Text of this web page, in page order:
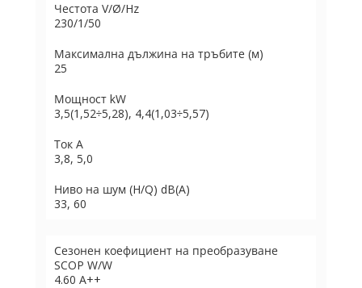
Честота V/Ø/Hz
230/1/50
Максимална дължина на тръбите (м)
25
Мощност kW
3,5(1,52÷5,28), 4,4(1,03÷5,57)
Ток A
3,8, 5,0
Ниво на шум (H/Q) dB(A)
33, 60
Сезонен коефициент на преобразуване
SCOP W/W
4.60 A++